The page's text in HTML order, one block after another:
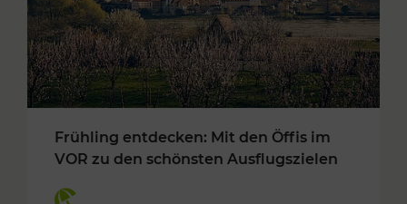
Frühling entdecken: Mit den Öffis im
VOR zu den schönsten Ausflugszielen